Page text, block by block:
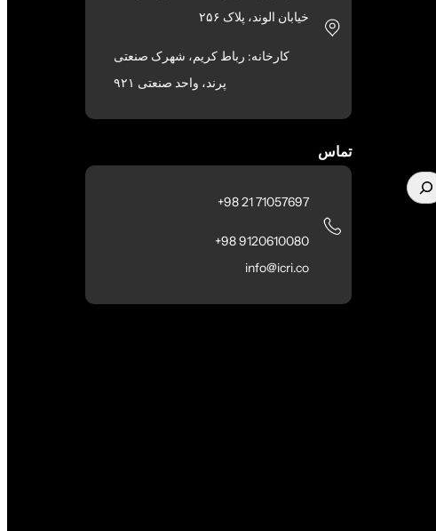
خیابان الوند، پلاک ۲۵۶
کارخانه: رباط کریم، شهرک صنعتی
پرند، واحد صنعتی ۹۲۱
تماس
71057697 21 98+
9120610080 98+
info@icri.co